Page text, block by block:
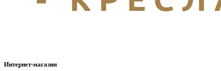
Интернет-магазин